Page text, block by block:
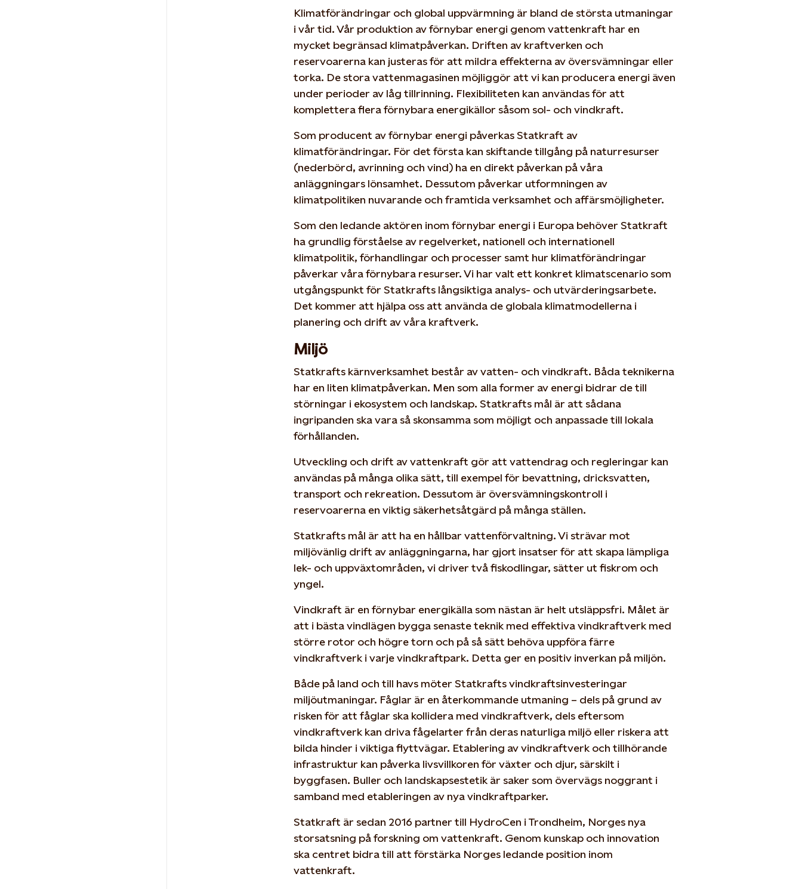
Klimatförändringar och global uppvärmning är bland de största utmaningar
i vår tid. Vår produktion av förnybar energi genom vattenkraft har en
mycket begränsad klimatpåverkan. Driften av kraftverken och
reservoarerna kan justeras för att mildra effekterna av översvämningar eller
torka. De stora vattenmagasinen möjliggör att vi kan producera energi även
under perioder av låg tillrinning. Flexibiliteten kan användas för att
komplettera flera förnybara energikällor såsom sol- och vindkraft.
Som producent av förnybar energi påverkas Statkraft av
klimatförändringar. För det första kan skiftande tillgång på naturresurser
(nederbörd, avrinning och vind) ha en direkt påverkan på våra
anläggningars lönsamhet. Dessutom påverkar utformningen av
klimatpolitiken nuvarande och framtida verksamhet och affärsmöjligheter.
Som den ledande aktören inom förnybar energi i Europa behöver Statkraft
ha grundlig förståelse av regelverket, nationell och internationell
klimatpolitik, förhandlingar och processer samt hur klimatförändringar
påverkar våra förnybara resurser. Vi har valt ett konkret klimatscenario som
utgångspunkt för Statkrafts långsiktiga analys- och utvärderingsarbete.
Det kommer att hjälpa oss att använda de globala klimatmodellerna i
planering och drift av våra kraftverk.
Miljö
Statkrafts kärnverksamhet består av vatten- och vindkraft. Båda teknikerna
har en liten klimatpåverkan. Men som alla former av energi bidrar de till
störningar i ekosystem och landskap. Statkrafts mål är att sådana
ingripanden ska vara så skonsamma som möjligt och anpassade till lokala
förhållanden.
Utveckling och drift av vattenkraft gör att vattendrag och regleringar kan
användas på många olika sätt, till exempel för bevattning, dricksvatten,
transport och rekreation. Dessutom är översvämningskontroll i
reservoarerna en viktig säkerhetsåtgärd på många ställen.
Statkrafts mål är att ha en hållbar vattenförvaltning. Vi strävar mot
miljövänlig drift av anläggningarna, har gjort insatser för att skapa lämpliga
lek- och uppväxtområden, vi driver två fiskodlingar, sätter ut fiskrom och
yngel.
Vindkraft är en förnybar energikälla som nästan är helt utsläppsfri. Målet är
att i bästa vindlägen bygga senaste teknik med effektiva vindkraftverk med
större rotor och högre torn och på så sätt behöva uppföra färre
vindkraftverk i varje vindkraftpark. Detta ger en positiv inverkan på miljön.
Både på land och till havs möter Statkrafts vindkraftsinvesteringar
miljöutmaningar. Fåglar är en återkommande utmaning – dels på grund av
risken för att fåglar ska kollidera med vindkraftverk, dels eftersom
vindkraftverk kan driva fågelarter från deras naturliga miljö eller riskera att
bilda hinder i viktiga flyttvägar. Etablering av vindkraftverk och tillhörande
infrastruktur kan påverka livsvillkoren för växter och djur, särskilt i
byggfasen. Buller och landskapsestetik är saker som övervägs noggrant i
samband med etableringen av nya vindkraftparker.
Statkraft är sedan 2016 partner till HydroCen i Trondheim, Norges nya
storsatsning på forskning om vattenkraft. Genom kunskap och innovation
ska centret bidra till att förstärka Norges ledande position inom
vattenkraft.